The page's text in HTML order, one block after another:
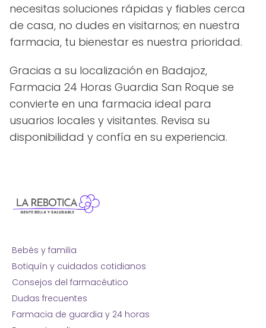
necesitas soluciones rápidas y fiables cerca
de casa, no dudes en visitarnos; en nuestra
farmacia, tu bienestar es nuestra prioridad.
Gracias a su localización en Badajoz,
Farmacia 24 Horas Guardia San Roque se
convierte en una farmacia ideal para
usuarios locales y visitantes. Revisa su
disponibilidad y confía en su experiencia.
Bebés y familia
Botiquín y cuidados cotidianos
Consejos del farmacéutico
Dudas frecuentes
Farmacia de guardia y 24 horas